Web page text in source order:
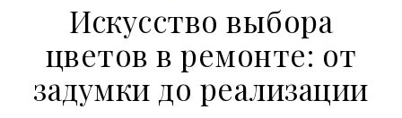
Искусство выбора
цветов в ремонте: от
задумки до реализации